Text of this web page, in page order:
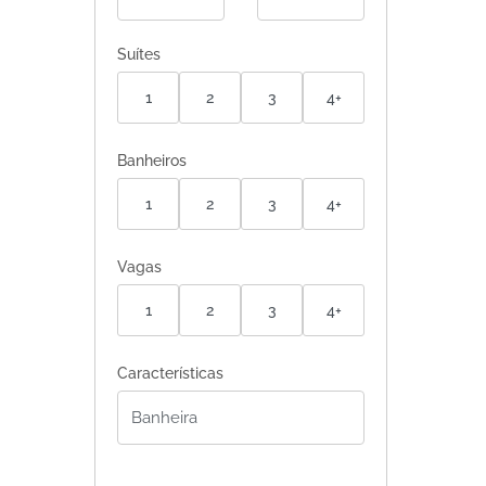
Suítes
1 2 3 4+
Banheiros
1 2 3 4+
Vagas
1 2 3 4+
Características